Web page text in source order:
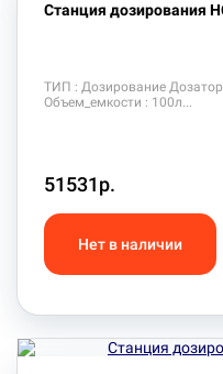
Станция дозирования
ТИП : Дозирование
Объем_емкости : 100л
51531р.